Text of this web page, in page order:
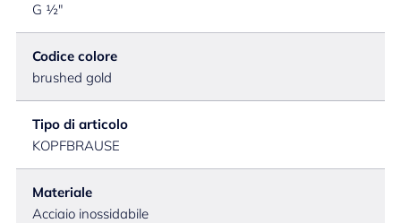
G ½"
Codice colore
brushed gold
Tipo di articolo
KOPFBRAUSE
Materiale
Acciaio inossidabile